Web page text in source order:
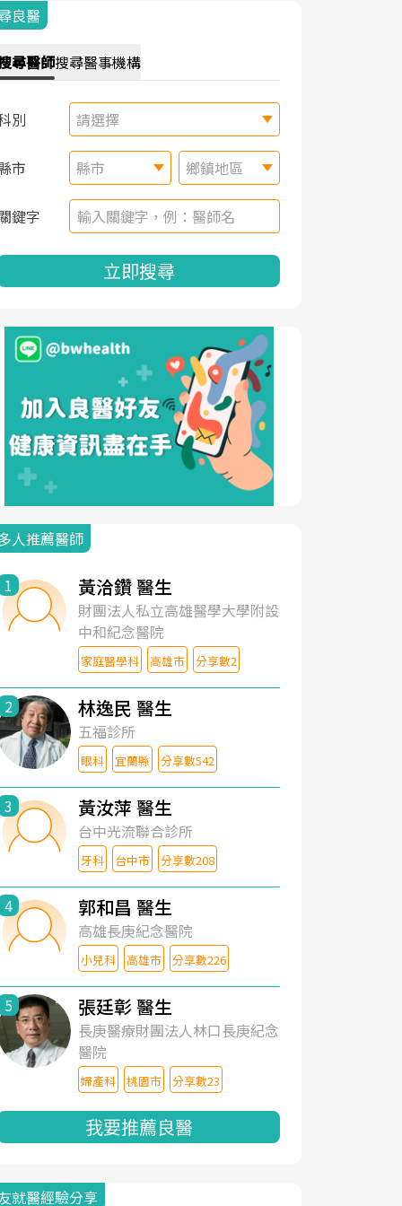
良醫
尋醫師搜尋醫事機構
別 請選擇
市 縣市 鄉鎮地區
鍵字
立即搜尋
人推薦醫師
1 黃洽鑽 醫生
財團法人私立高雄醫學大學附設
中和紀念醫院
家庭醫學科 高雄市 分享數2
2 林逸民 醫生
五福診所
眼科 宜蘭縣 分享數542
3 黃汝萍 醫生
台中光流聯合診所
牙科 台中市 分享數208
4 郭和昌 醫生
高雄長庚紀念醫院
小兒科 高雄市 分享數226
5 張廷彰 醫生
長庚醫療財團法人林口長庚紀念
醫院
婦產科 桃園市 分享數23
我要推薦良醫
就醫經驗分享